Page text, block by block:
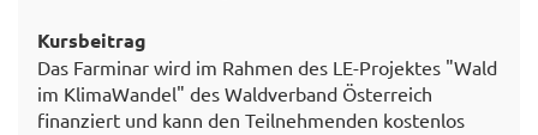
Kursbeitrag
Das Farminar wird im Rahmen des LE-Projektes "Wald
im KlimaWandel" des Waldverband Österreich
finanziert und kann den Teilnehmenden kostenlos